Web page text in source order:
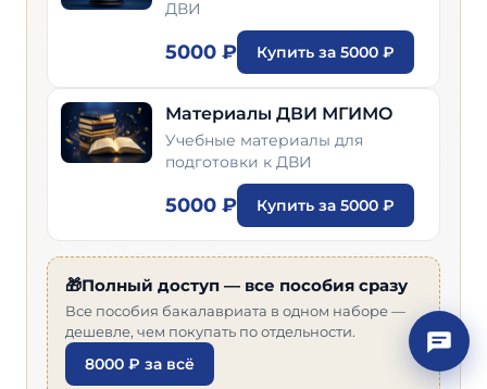
ДВИ
5000 ₽ Купить за 5000 ₽
Материалы ДВИ МГИМО
Учебные материалы для
подготовки к ДВИ
5000 ₽ Купить за 5000 ₽
🎁Полный доступ — все пособия сразу
Все пособия бакалавриата в одном наборе —
дешевле, чем покупать по отдельности.
8000 ₽ за всё